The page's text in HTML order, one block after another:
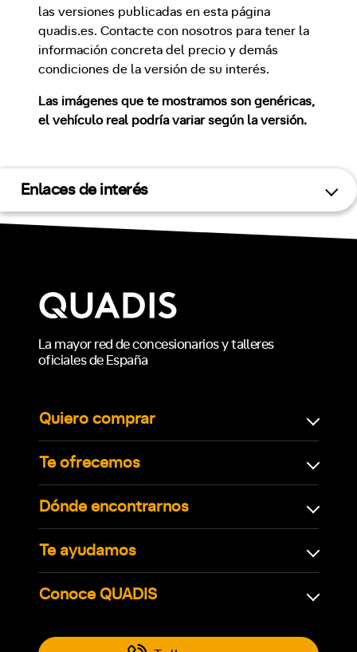
las versiones publicadas en esta página
quadis.es. Contacte con nosotros para tener la
información concreta del precio y demás
condiciones de la versión de su interés.
Las imágenes que te mostramos son genéricas,
el vehículo real podría variar según la versión.
Enlaces de interés
La mayor red de concesionarios y talleres
oficiales de España
Quiero comprar
Te ofrecemos
Dónde encontrarnos
Te ayudamos
Conoce QUADIS